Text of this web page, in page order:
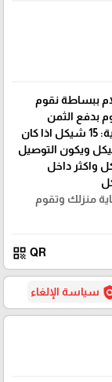
ببساطة نقوم
بدفع الثمن
لموظف التوصيل. الضفة الغربية: 15 شيكل اذا كان
اقل من 100 شيكل ويكون التوصيل
بقيمة 200 شيكل واكثر داخل
منزلك وتقوم
QR
qr_code
سياسة الإلغاء